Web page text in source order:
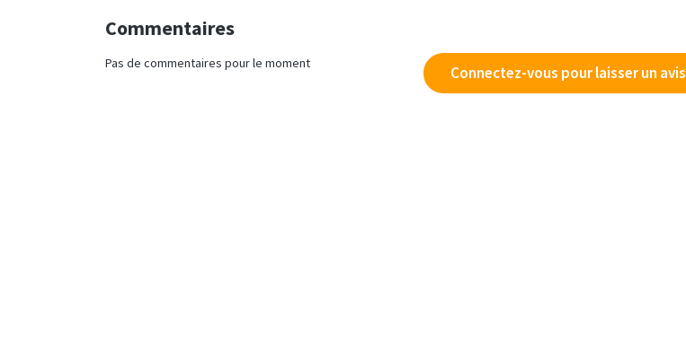
Commentaires
Pas de commentaires pour le moment Connectez-vous pour laisser un avis